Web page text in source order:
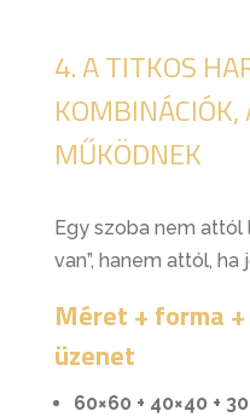
4. A TITKOS
KOMBINÁCIÓK,
MŰKÖDNEK
Egy szoba nem attól
van”, hanem attól, ha
Méret + forma
üzenet
60×60 + 40×40 +